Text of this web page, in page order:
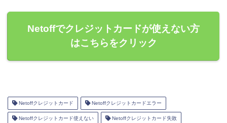
Netoffでクレジットカードが使えない方
はこちらをクリック
Netoffクレジットカード Netoffクレジットカードエラー
Netoffクレジットカード使えない Netoffクレジットカード失敗